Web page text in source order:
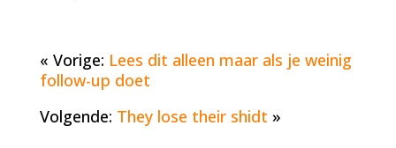
« Vorige: Lees dit alleen maar als je weinig
follow-up doet
Volgende: They lose their shidt »